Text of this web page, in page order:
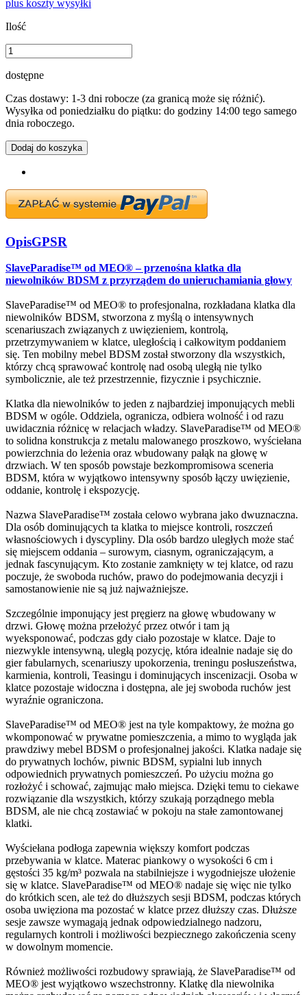
plus koszty wysyłki
Ilość
dostępne
Czas dostawy: 1-3 dni robocze (za granicą może się różnić).
Wysyłka od poniedziałku do piątku: do godziny 14:00 tego samego
dnia roboczego.
Dodaj do koszyka
OpisGPSR
SlaveParadise™ od MEO® – przenośna klatka dla
niewolników BDSM z przyrządem do unieruchamiania głowy
SlaveParadise™ od MEO® to profesjonalna, rozkładana klatka dla
niewolników BDSM, stworzona z myślą o intensywnych
scenariuszach związanych z uwięzieniem, kontrolą,
przetrzymywaniem w klatce, uległością i całkowitym poddaniem
się. Ten mobilny mebel BDSM został stworzony dla wszystkich,
którzy chcą sprawować kontrolę nad osobą uległą nie tylko
symbolicznie, ale też przestrzennie, fizycznie i psychicznie.
Klatka dla niewolników to jeden z najbardziej imponujących mebli
BDSM w ogóle. Oddziela, ogranicza, odbiera wolność i od razu
uwidacznia różnicę w relacjach władzy. SlaveParadise™ od MEO®
to solidna konstrukcja z metalu malowanego proszkowo, wyściełana
powierzchnia do leżenia oraz wbudowany pałąk na głowę w
drzwiach. W ten sposób powstaje bezkompromisowa sceneria
BDSM, która w wyjątkowo intensywny sposób łączy uwięzienie,
oddanie, kontrolę i ekspozycję.
Nazwa SlaveParadise™ została celowo wybrana jako dwuznaczna.
Dla osób dominujących ta klatka to miejsce kontroli, roszczeń
własnościowych i dyscypliny. Dla osób bardzo uległych może stać
się miejscem oddania – surowym, ciasnym, ograniczającym, a
jednak fascynującym. Kto zostanie zamknięty w tej klatce, od razu
poczuje, że swoboda ruchów, prawo do podejmowania decyzji i
samostanowienie nie są już najważniejsze.
Szczególnie imponujący jest pręgierz na głowę wbudowany w
drzwi. Głowę można przełożyć przez otwór i tam ją
wyeksponować, podczas gdy ciało pozostaje w klatce. Daje to
niezwykle intensywną, uległą pozycję, która idealnie nadaje się do
gier fabularnych, scenariuszy upokorzenia, treningu posłuszeństwa,
karmienia, kontroli, Teasingu i dominujących inscenizacji. Osoba w
klatce pozostaje widoczna i dostępna, ale jej swoboda ruchów jest
wyraźnie ograniczona.
SlaveParadise™ od MEO® jest na tyle kompaktowy, że można go
wkomponować w prywatne pomieszczenia, a mimo to wygląda jak
prawdziwy mebel BDSM o profesjonalnej jakości. Klatka nadaje się
do prywatnych lochów, piwnic BDSM, sypialni lub innych
odpowiednich prywatnych pomieszczeń. Po użyciu można go
rozłożyć i schować, zajmując mało miejsca. Dzięki temu to ciekawe
rozwiązanie dla wszystkich, którzy szukają porządnego mebla
BDSM, ale nie chcą zostawiać w pokoju na stałe zamontowanej
klatki.
Wyściełana podłoga zapewnia większy komfort podczas
przebywania w klatce. Materac piankowy o wysokości 6 cm i
gęstości 35 kg/m³ pozwala na stabilniejsze i wygodniejsze ułożenie
się w klatce. SlaveParadise™ od MEO® nadaje się więc nie tylko
do krótkich scen, ale też do dłuższych sesji BDSM, podczas których
osoba uwięziona ma pozostać w klatce przez dłuższy czas. Dłuższe
sesje zawsze wymagają jednak odpowiedzialnego nadzoru,
regularnych kontroli i możliwości bezpiecznego zakończenia sceny
w dowolnym momencie.
Również możliwości rozbudowy sprawiają, że SlaveParadise™ od
MEO® jest wyjątkowo wszechstronny. Klatkę dla niewolnika